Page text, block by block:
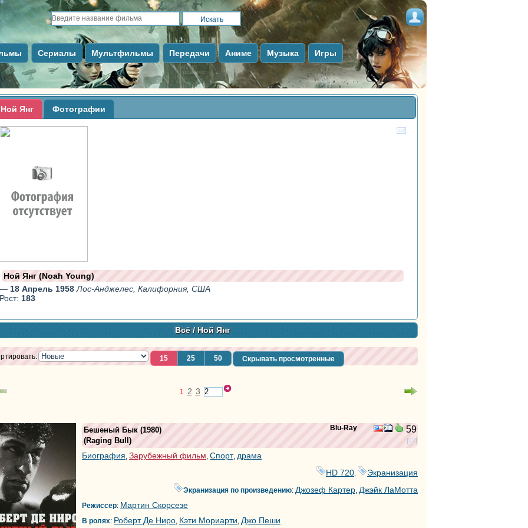
Сериалы Мультфильмы Передачи Аниме Музыка Игры
Ной Янг Фотографии
Ной Янг (Noah Young)
— 18 Апрель 1958Лос-Анджелес, Калифорния, США
Рост: 183
Всё/ Ной Янг
15 25 50 Скрывать просмотренные
1 2 3
Blu-Ray 59
Бешеный Бык (1980)
(Raging Bull )
Биография, Зарубежный фильм, Спорт, драма
HD 720
Экранизация
Экранизация по произведению: Джозеф Картер, Джэйк ЛаМотта
Режиссер: Мартин Скорсезе
В ролях: Роберт Де Ниро, Кэти Мориарти, Джо Пеши